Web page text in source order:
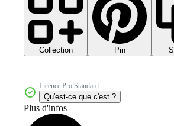
Collection Pin
Licence Pro Standard
Qu'est-ce que c'est ?
Plus d'infos